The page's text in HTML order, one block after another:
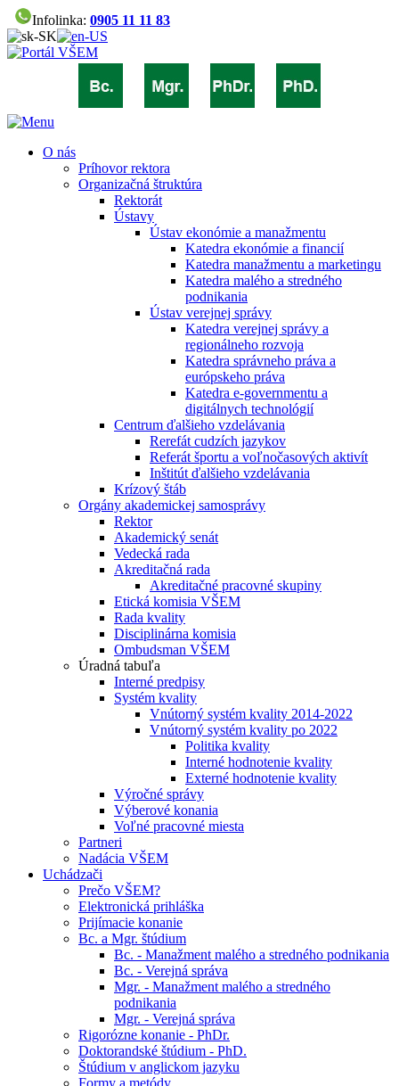
Infolinka: 0905 11 11 83
O nás
Príhovor rektora
Organizačná štruktúra
Rektorát
Ústavy
Ústav ekonómie a manažmentu
Katedra ekonómie a financií
Katedra manažmentu a marketingu
Katedra malého a stredného
podnikania
Ústav verejnej správy
Katedra verejnej správy a
regionálneho rozvoja
Katedra správneho práva a
európskeho práva
Katedra e-governmentu a
digitálnych technológií
Centrum ďalšieho vzdelávania
Rerefát cudzích jazykov
Referát športu a voľnočasových aktivít
Inštitút ďalšieho vzdelávania
Krízový štáb
Orgány akademickej samosprávy
Rektor
Akademický senát
Vedecká rada
Akreditačná rada
Akreditačné pracovné skupiny
Etická komisia VŠEM
Rada kvality
Disciplinárna komisia
Ombudsman VŠEM
Úradná tabuľa
Interné predpisy
Systém kvality
Vnútorný systém kvality 2014-2022
Vnútorný systém kvality po 2022
Politika kvality
Interné hodnotenie kvality
Externé hodnotenie kvality
Výročné správy
Výberové konania
Voľné pracovné miesta
Partneri
Nadácia VŠEM
Uchádzači
Prečo VŠEM?
Elektronická prihláška
Prijímacie konanie
Bc. a Mgr. štúdium
Bc. - Manažment malého a stredného podnikania
Bc. - Verejná správa
Mgr. - Manažment malého a stredného
podnikania
Mgr. - Verejná správa
Rigorózne konanie - PhDr.
Doktorandské štúdium - PhD.
Štúdium v anglickom jazyku
Formy a metódy